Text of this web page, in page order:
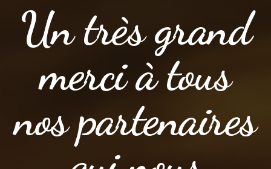
Un très grand
merci à tous
nos partenaires